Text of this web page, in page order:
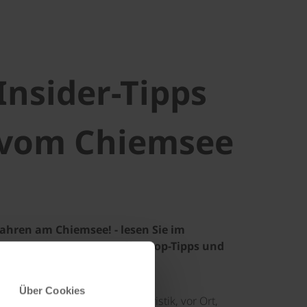
Über Cookies
Tipps
Chiemsee
am Chiemsee! - lesen Sie im
über Touren, Kaffeestop-Tipps und
Insider, Tipp, Donau Touristik, vor Ort,